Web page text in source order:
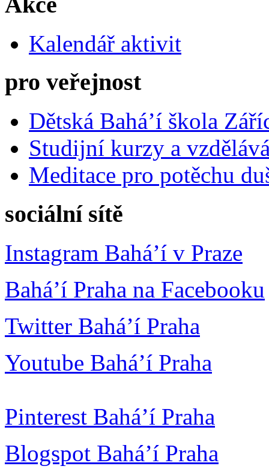
Kalendář aktivit
pro veřejnost
Dětská Bahá’í škola
Studijní kurzy a
Meditace pro potěchu
sociální sítě
Instagram Bahá’í v Praze
Bahá’í Praha na Facebooku
Twitter Bahá’í Praha
Youtube Bahá’í Praha
Pinterest Bahá’í Praha
Blogspot Bahá’í Praha